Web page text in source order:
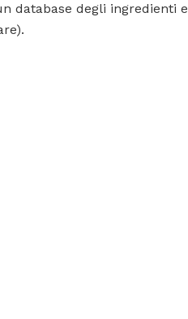
database degli ingredienti e